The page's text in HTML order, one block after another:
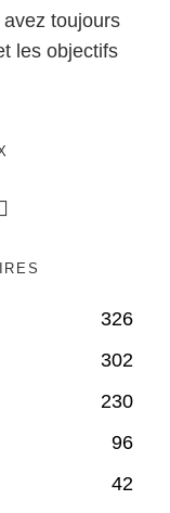
toujours
les objectifs
326
302
230
96
42